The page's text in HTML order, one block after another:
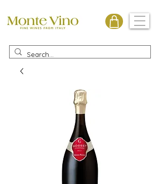
Monte Vino